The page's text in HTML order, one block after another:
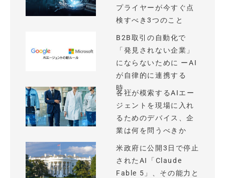
プライヤーが今すぐ点
検すべき3つのこと
B2B取引の自動化で
「発見されない企業」
にならないために ーAI
が自律的に連携する
時...
各社が模索するAIエー
ジェントを現場に入れ
るためのデバイス、企
業は何を問うべきか
米政府に公開3日で停止
されたAI「Claude
Fable 5」、その能力と